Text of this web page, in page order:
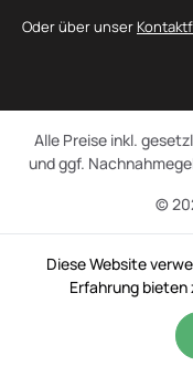
Oder über unser
©
Alle Preise inkl.
und ggf.
Diese Website
Erfahrung bieten